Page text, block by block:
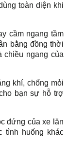
toàn diện khi
cầm ngang tầm
bằng đồng thời
chiều ngang của
khí, chống mỏi
bạn sự hỗ trợ
đứng của xe lăn
tình huống khác